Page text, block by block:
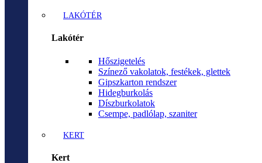
LAKÓTÉR
Lakótér
Hőszigetelés
Színező vakolatok, festékek, glettek
Gipszkarton rendszer
Hidegburkolás
Díszburkolatok
Csempe, padlólap, szaniter
KERT
Kert